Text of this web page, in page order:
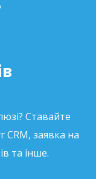
Ставайте
заявка на
та інше.